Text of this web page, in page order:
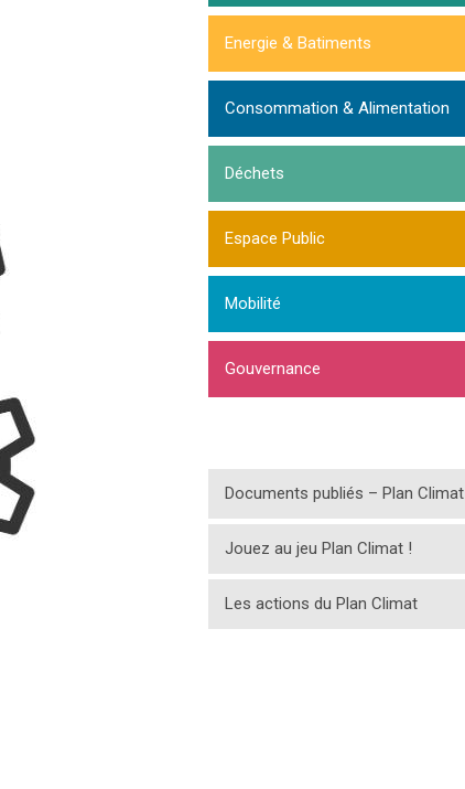
Energie & Batiments
Consommation & Alimentation
Déchets
Espace Public
Mobilité
Gouvernance
Documents publiés – Plan Climat
Jouez au jeu Plan Climat !
Les actions du Plan Climat